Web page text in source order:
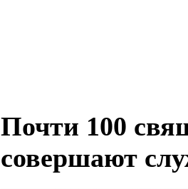
Почти 100
совершают